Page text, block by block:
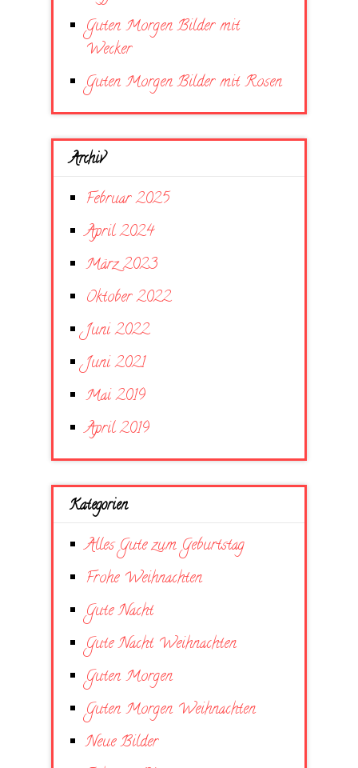
Guten Morgen Bilder mit
Wecker
Guten Morgen Bilder mit Rosen
Archiv
Februar 2025
April 2024
März 2023
Oktober 2022
Juni 2022
Juni 2021
Mai 2019
April 2019
Kategorien
Alles Gute zum Geburtstag
Frohe Weihnachten
Gute Nacht
Gute Nacht Weihnachten
Guten Morgen
Guten Morgen Weihnachten
Neue Bilder